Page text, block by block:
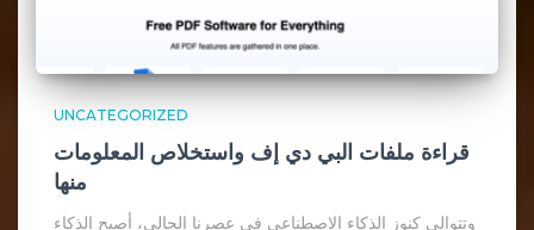
UNCATEGORIZED
قراءة ملفات البي دي إف واستخلاص المعلومات
منها
وتتوالى كنوز الذكاء الاصطناعي في عصرنا الحالي، أصبح الذكاء